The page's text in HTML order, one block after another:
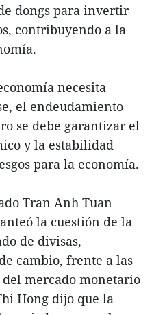
dongs para invertir
contribuyendo a la
necesita
el endeudamiento
se debe garantizar el
y la estabilidad
para la economía.
Tran Anh Tuan
la cuestión de la
de divisas,
cambio, frente a las
mercado monetario
Hong dijo que la